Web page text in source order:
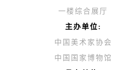
一楼综合展厅
主办单位:
中国美术家协会
中国国家博物馆